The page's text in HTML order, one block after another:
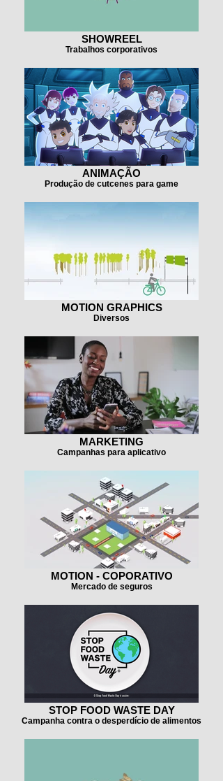
SHOWREEL
Trabalhos corporativos
ANIMAÇÃO
Produção de cutcenes para game
MOTION GRAPHICS
Diversos
MARKETING
Campanhas para aplicativo
MOTION - COPORATIVO
Mercado de seguros
STOP FOOD WASTE DAY
Campanha contra o desperdício de alimentos